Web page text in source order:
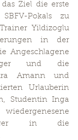
Ziel die erste
Pokals zu
Yildizoglu
in der
Angeschlagene
und die
Amann und
Urlauberin
Studentin Inga
in die